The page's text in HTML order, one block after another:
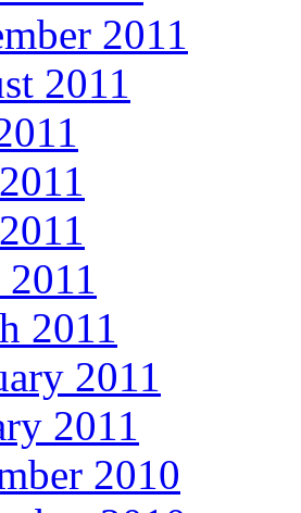
2011
2011
2011
2011
2011
2010